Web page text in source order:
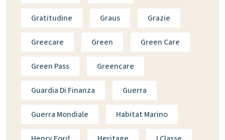
Gratitudine Graus Grazie
Greecare Green Green Care
Green Pass Greencare
Guardia Di Finanza Guerra
Guerra Mondiale Habitat Marino